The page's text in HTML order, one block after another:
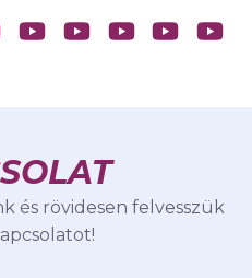
és rövidesen felvesszük